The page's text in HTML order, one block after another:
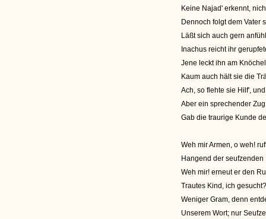
Keine Najad' erkennt,
Dennoch folgt dem Vater
Läßt sich auch gern
Inachus reicht ihr
Jene leckt ihn am
Kaum auch hält sie die
Ach, so flehte sie Hilf',
Aber ein sprechender
Gab die traurige Kunde
Weh mir Armen, o weh!
Hangend der
Weh mir! erneut er den
Trautes Kind, ich
Weniger Gram, denn
Unserem Wort; nur